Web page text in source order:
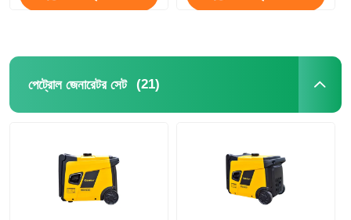
পেট্রোল জেনারেটর সেট (21)